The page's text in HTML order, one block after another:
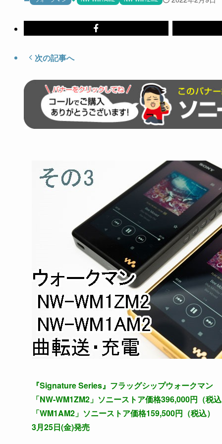
次の記事へ
『Signature Series』フラッグシップウォークマン
「NW-WM1ZM2」ソニーストア価格396,000円（税
「WM1AM2」ソニーストア価格159,500円（税込）
3月25日(金)発売